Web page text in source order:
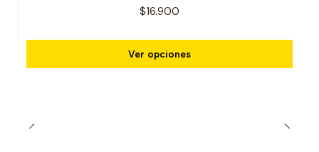
$16.900
Ver opciones